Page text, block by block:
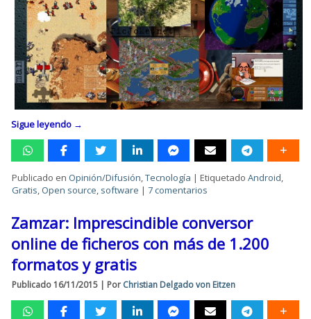
Sigue leyendo →
Publicado en Opinión/Difusión,Tecnología |Etiquetado Android,
Gratis, Open source, software |7 comentarios
Zamzar: Imprescindible conversor
online de ficheros con más de 1.200
formatos y gratis
Publicado 16/11/2015 | Por Christian Delgado von Eitzen